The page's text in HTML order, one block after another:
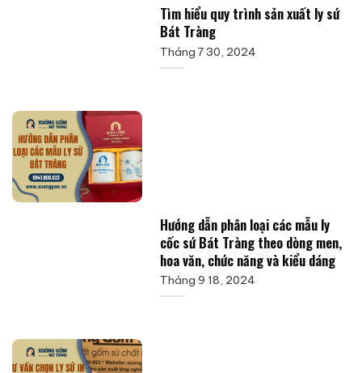
Tìm hiểu quy trình sản xuất ly sứ
Bát Tràng
Tháng 7 30, 2024
Hướng dẫn phân loại các mẫu ly
cốc sứ Bát Tràng theo dòng men,
hoa văn, chức năng và kiểu dáng
Tháng 9 18, 2024